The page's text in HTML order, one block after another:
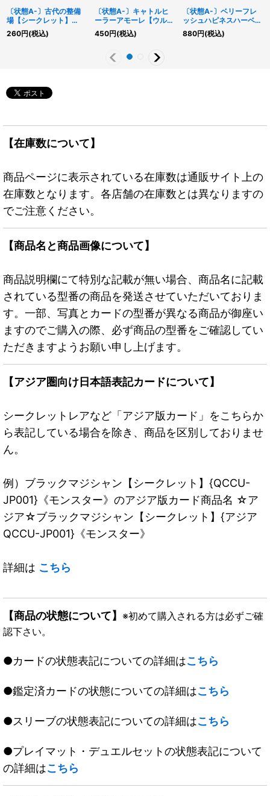
〔状態A-〕古代の整備
場【シークレット】
{RD/LGP2-JP012}
《RD魔法》
260円(税込)
〔状態A-〕キャトルヒ
ーラーアモーレ【ウルト
ラ】{RD/ORP3-JP071}
《RDフュージョン》
450円(税込)
〔状態A-〕ベリーフレ
ッシュハピネスハーベス
ト【シークレット】
{RD/KP18-JP022}
880円(税込)
【在庫数について】
商品ページに表示されている在庫数は通販サイト上の
在庫数となります。各店舗の在庫数とは異なりますの
でご注意ください。
【商品名と商品画像について】
商品説明欄にて特別な記載が無い場合、商品名に記載
されている型番の商品を発送させていただいておりま
す。一部、写真とカードの型番が異なる商品が御座い
ますのでご購入の際、必ず商品の型番をご確認してい
ただきますようお願い申し上げます。
【アジア圏向け日本語表記カードについて】
シークレットレアなど「アジア版カード」をこちらか
ら表記している場合を除き、商品を区別しておりませ
ん。
例）ブラックマジシャン【シークレット】{QCCU-
JP001}《モンスター》のアジア版カード商品名 ☆ア
ジア☆ブラックマジシャン【シークレット】{アジア
QCCU-JP001}《モンスター》
詳細は こちら
【商品の状態について】 ※初めて購入される方は必ずご確
認下さい。
●カードの状態表記についての詳細はこちら
●鑑定済カードの状態についての詳細はこちら
●スリーブの状態表記についての詳細はこちら
●プレイマット・デュエルセットの状態表記について
の詳細はこちら